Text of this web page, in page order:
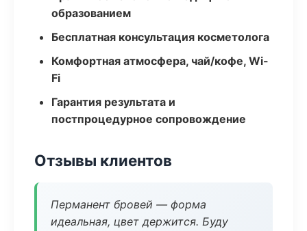
образованием
Бесплатная консультация косметолога
Комфортная атмосфера, чай/кофе, Wi-
Fi
Гарантия результата и
постпроцедурное сопровождение
Отзывы клиентов
Перманент бровей — форма
идеальная, цвет держится. Буду